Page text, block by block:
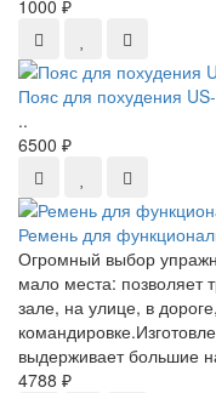
1000 ₽
Пояс для похудения
..
6500 ₽
Ремень для
Огромный выбор
мало места: позволяет
зале, на улице, в
выдерживает большие
4788 ₽